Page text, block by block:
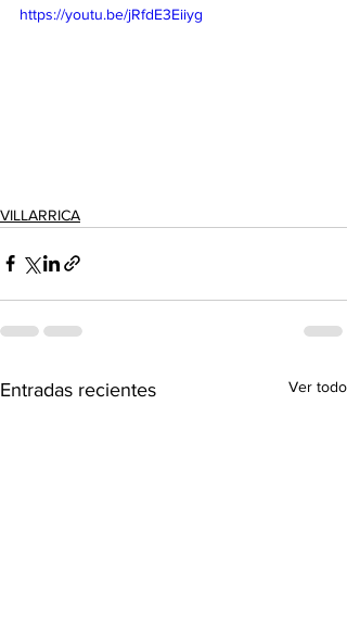
https://youtu.be/jRfdE3Eiiyg
VILLARRICA
Entradas recientes Ver todo